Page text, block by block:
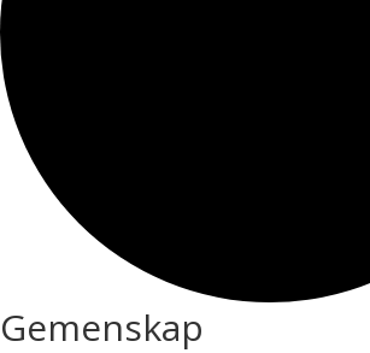
Gemenskap